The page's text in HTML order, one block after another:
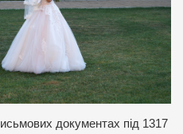
документах під 1317